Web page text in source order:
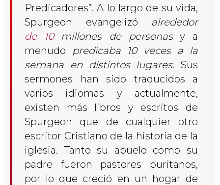
Predicadores”. A lo largo de su vida,
Spurgeon evangelizó alrededor
de 10millones de personasy a
menudo predicaba 10 veces a la
semana en distintos lugares. Sus
sermones han sido traducidos a
varios idiomas y actualmente,
existen más libros y escritos de
Spurgeon que de cualquier otro
escritor Cristiano de la historia de la
iglesia. Tanto su abuelo como su
padre fueron pastores puritanos,
por lo que creció en un hogar de